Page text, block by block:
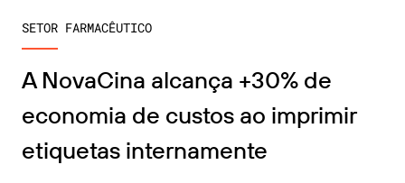
SETOR FARMACÊUTICO
A NovaCina alcança +30% de
economia de custos ao imprimir
etiquetas internamente